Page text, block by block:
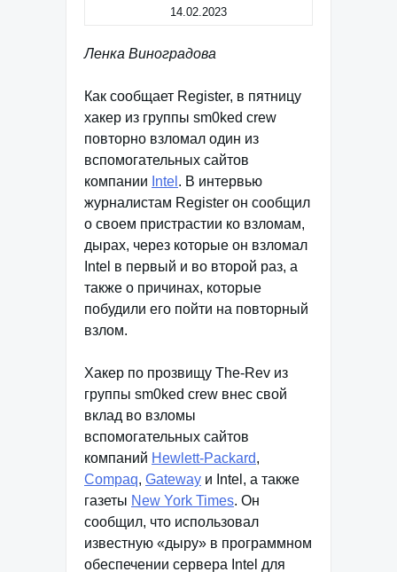
14.02.2023
Ленка Виноградова
Как сообщает Register, в пятницу
хакер из группы sm0ked crew
повторно взломал один из
вспомогательных сайтов
компании Intel . В интервью
журналистам Register он сообщил
о своем пристрастии ко взломам,
дырах, через которые он взломал
Intel в первый и во второй раз, а
также о причинах, которые
побудили его пойти на повторный
взлом.
Хакер по прозвищу The-Rev из
группы sm0ked crew внес свой
вклад во взломы
вспомогательных сайтов
компаний Hewlett-Packard,
Compaq, Gateway и Intel, а также
газеты New York Times. Он
сообщил, что использовал
известную «дыру» в программном
обеспечении сервера Intel для